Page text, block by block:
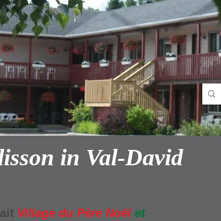
in Val-David
Village du Père Noël et